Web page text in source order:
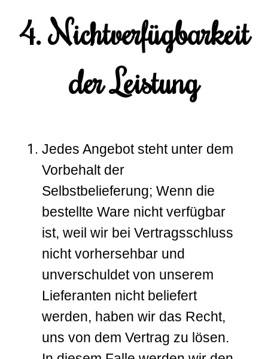
4. Nichtverfügbarkeit
der Leistung
Jedes Angebot steht unter dem
Vorbehalt der
Selbstbelieferung; Wenn die
bestellte Ware nicht verfügbar
ist, weil wir bei Vertragsschluss
nicht vorhersehbar und
unverschuldet von unserem
Lieferanten nicht beliefert
werden, haben wir das Recht,
uns von dem Vertrag zu lösen.